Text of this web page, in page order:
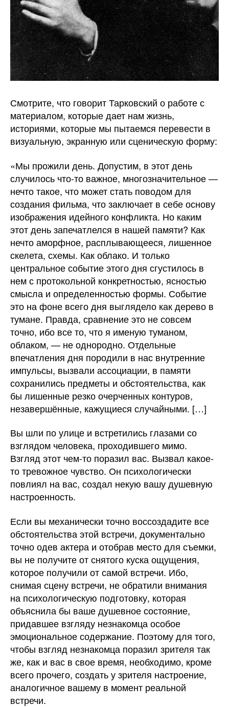
Смотрите, что говорит Тарковский о работе с
материалом, которые дает нам жизнь,
историями, которые мы пытаемся перевести в
визуальную, экранную или сценическую форму:
«Мы прожили день. Допустим, в этот день
случилось что-то важное, многозначительное —
нечто такое, что может стать поводом для
создания фильма, что заключает в себе основу
изображения идейного конфликта. Но каким
этот день запечатлелся в нашей памяти? Как
нечто аморфное, расплывающееся, лишенное
скелета, схемы. Как облако. И только
центральное событие этого дня сгустилось в
нем с протокольной конкретностью, ясностью
смысла и определенностью формы. Событие
это на фоне всего дня выглядело как дерево в
тумане. Правда, сравнение это не совсем
точно, ибо все то, что я именую туманом,
облаком, — не однородно. Отдельные
впечатления дня породили в нас внутренние
импульсы, вызвали ассоциации, в памяти
сохранились предметы и обстоятельства, как
бы лишенные резко очерченных контуров,
незавершённые, кажущиеся случайными. […]
Вы шли по улице и встретились глазами со
взглядом человека, проходившего мимо.
Взгляд этот чем-то поразил вас. Вызвал какое-
то тревожное чувство. Он психологически
повлиял на вас, создал некую вашу душевную
настроенность.
Если вы механически точно воссоздадите все
обстоятельства этой встречи, документально
точно одев актера и отобрав место для съемки,
вы не получите от снятого куска ощущения,
которое получили от самой встречи. Ибо,
снимая сцену встречи, не обратили внимания
на психологическую подготовку, которая
объяснила бы ваше душевное состояние,
придавшее взгляду незнакомца особое
эмоциональное содержание. Поэтому для того,
чтобы взгляд незнакомца поразил зрителя так
же, как и вас в свое время, необходимо, кроме
всего прочего, создать у зрителя настроение,
аналогичное вашему в момент реальной
встречи.